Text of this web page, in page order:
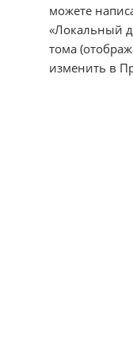
можете
«Локальный
тома
изменить в